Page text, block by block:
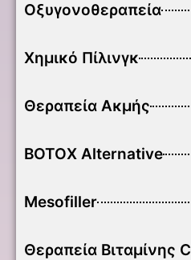
Οξυγονοθεραπεία
Χημικό Πίλινγκ
Θεραπεία Ακμής
BOTOX Alternative
Mesofiller
Θεραπεία Βιταμίνης C